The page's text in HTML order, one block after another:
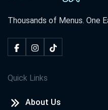
Thousands of Menus. One
Quick Links
About Us